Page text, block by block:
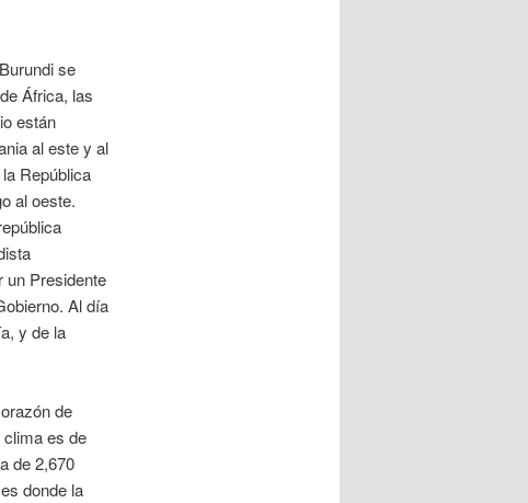
se
África, las
están
al este y al
República
al oeste.
un Presidente
Al día
y de la
de
es de
de 2,670
donde la